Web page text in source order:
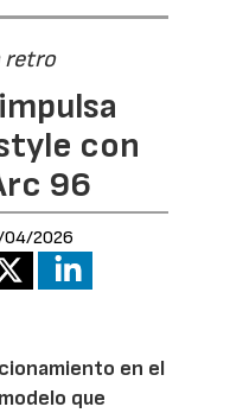
retro
con
96
2026
en el
que